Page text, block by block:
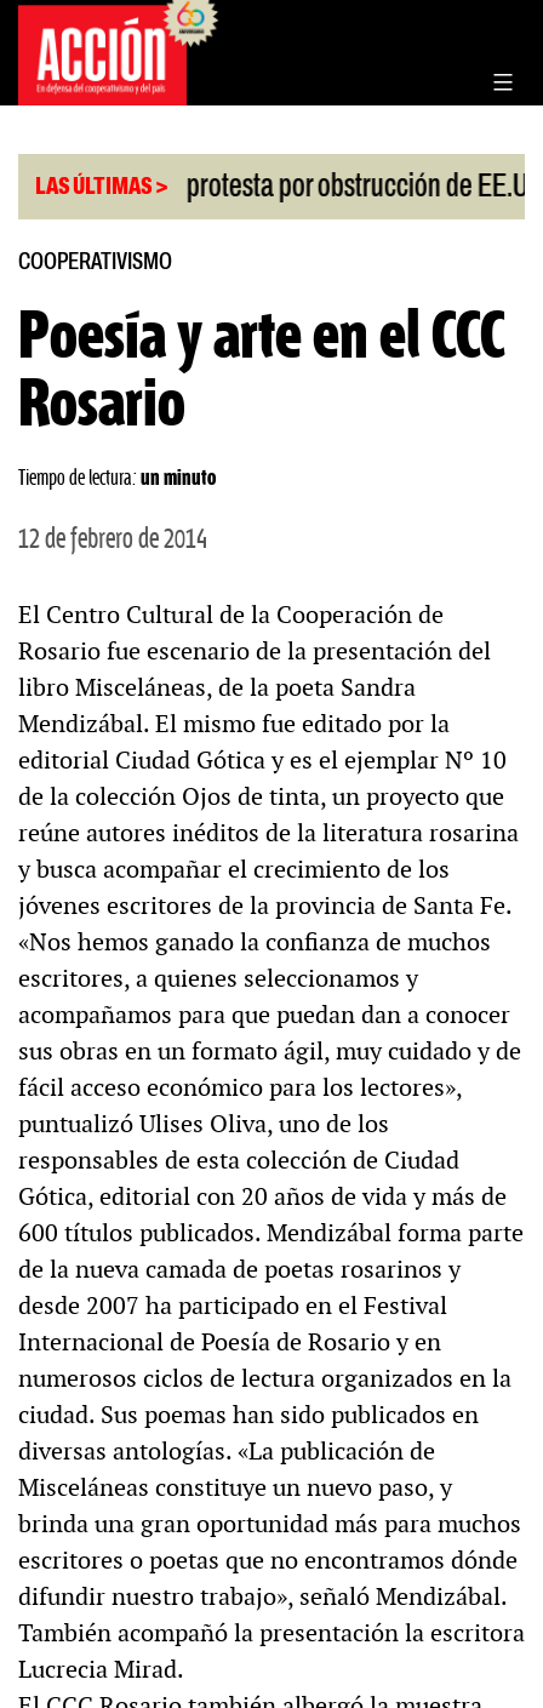
Saltar
contenido
LAS ÚLTIMAS >
| China protesta por obstrucción de EE.UU en
COOPERATIVISMO
Poesía y arte en el CCC
Rosario
Tiempo de lectura: un minuto
12 de febrero de 2014
El Centro Cultural de la Cooperación de
Rosario fue escenario de la presentación del
libro Misceláneas, de la poeta Sandra
Mendizábal. El mismo fue editado por la
editorial Ciudad Gótica y es el ejemplar Nº 10
de la colección Ojos de tinta, un proyecto que
reúne autores inéditos de la literatura rosarina
y busca acompañar el crecimiento de los
jóvenes escritores de la provincia de Santa Fe.
«Nos hemos ganado la confianza de muchos
escritores, a quienes seleccionamos y
acompañamos para que puedan dan a conocer
sus obras en un formato ágil, muy cuidado y de
fácil acceso económico para los lectores»,
puntualizó Ulises Oliva, uno de los
responsables de esta colección de Ciudad
Gótica, editorial con 20 años de vida y más de
600 títulos publicados. Mendizábal forma parte
de la nueva camada de poetas rosarinos y
desde 2007 ha participado en el Festival
Internacional de Poesía de Rosario y en
numerosos ciclos de lectura organizados en la
ciudad. Sus poemas han sido publicados en
diversas antologías. «La publicación de
Misceláneas constituye un nuevo paso, y
brinda una gran oportunidad más para muchos
escritores o poetas que no encontramos dónde
difundir nuestro trabajo», señaló Mendizábal.
También acompañó la presentación la escritora
Lucrecia Mirad.